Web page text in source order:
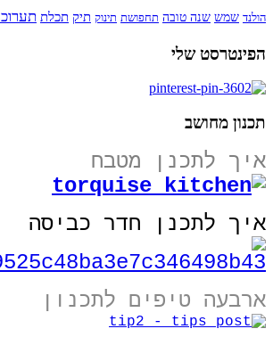
הולנד שמש שנה טובה תחפושת תינוק תיק תכלת תערוכה
הפינטרסט שלי
תכנון מחושב
איך לתכנן מטבח
איך לתכנן חדר כביסה
ארבעה טיפים לתכנון